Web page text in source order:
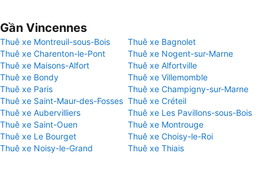
Gần Vincennes
Thuê xe Montreuil-sous-Bois
Thuê xe Bagnolet
Thuê xe Charenton-le-Pont
Thuê xe Nogent-sur-Marne
Thuê xe Maisons-Alfort
Thuê xe Alfortville
Thuê xe Bondy
Thuê xe Villemomble
Thuê xe Paris
Thuê xe Champigny-sur-Marne
Thuê xe Saint-Maur-des-Fosses Thuê xe Créteil
Thuê xe Aubervilliers
Thuê xe Les Pavillons-sous-Bois
Thuê xe Saint-Ouen
Thuê xe Montrouge
Thuê xe Le Bourget
Thuê xe Choisy-le-Roi
Thuê xe Noisy-le-Grand
Thuê xe Thiais